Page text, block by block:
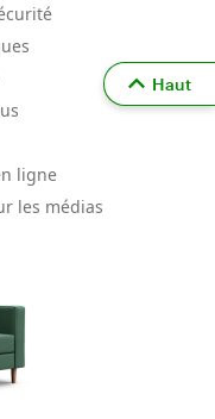
ligne
les médias
Haut